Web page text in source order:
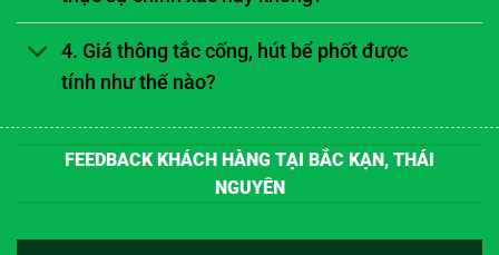
4. Giá thông tắc cống, hút bể phốt được
tính như thế nào?
FEEDBACK KHÁCH HÀNG TẠI BẮC KẠN, THÁI
NGUYÊN